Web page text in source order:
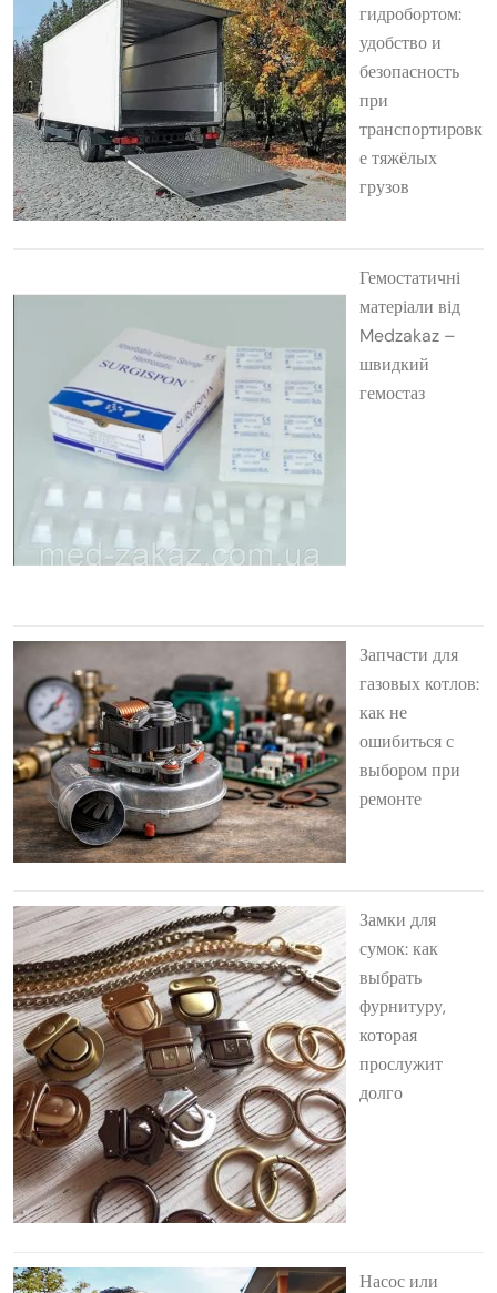
гидробортом:
удобство и
безопасность
при
транспортировк
е тяжёлых
грузов
Гемостатичні
матеріали від
Medzakaz –
швидкий
гемостаз
Запчасти для
газовых котлов:
как не
ошибиться с
выбором при
ремонте
Замки для
сумок: как
выбрать
фурнитуру,
которая
прослужит
долго
Насос или